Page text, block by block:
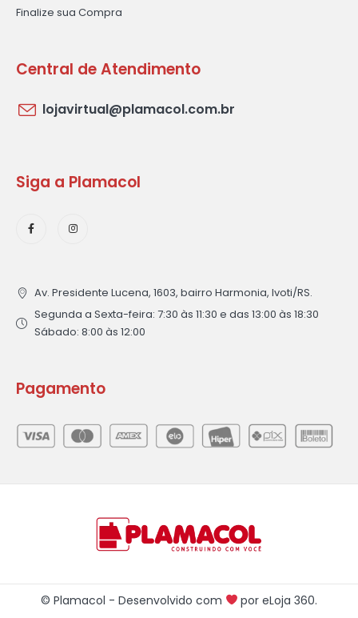
Finalize sua Compra
Central de Atendimento
lojavirtual@plamacol.com.br
Siga a Plamacol
Av. Presidente Lucena, 1603, bairro Harmonia, Ivoti/RS.
Segunda a Sexta-feira: 7:30 às 11:30 e das 13:00 às 18:30
Sábado: 8:00 às 12:00
Pagamento
© Plamacol - Desenvolvido com poreLoja 360.